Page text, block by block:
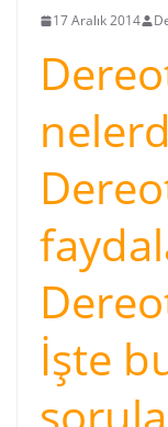
17 Aralık 2014
İşte